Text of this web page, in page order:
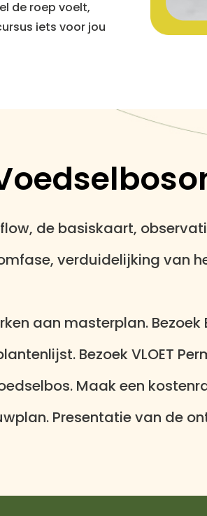
de roep voelt,
iets voor jou
de basiskaart,
verduidelijking van
aan masterplan. Bezoek
Bezoek VLOET
Maak een
Presentatie van de